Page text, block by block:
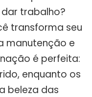
trabalho?
transforma seu
manutenção e
é perfeita:
enquanto os
beleza das